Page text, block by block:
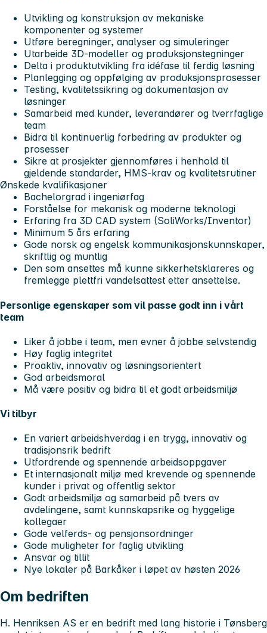
Utvikling og konstruksjon av mekaniske
komponenter og systemer
Utføre beregninger, analyser og simuleringer
Utarbeide 3D-modeller og produksjonstegninger
Delta i produktutvikling fra idéfase til ferdig løsning
Planlegging og oppfølging av produksjonsprosesser
Testing, kvalitetssikring og dokumentasjon av
løsninger
Samarbeid med kunder, leverandører og tverrfaglige
team
Bidra til kontinuerlig forbedring av produkter og
prosesser
Sikre at prosjekter gjennomføres i henhold til
gjeldende standarder, HMS-krav og kvalitetsrutiner
Ønskede kvalifikasjoner
Bachelorgrad i ingeniørfag
Forståelse for mekanisk og moderne teknologi
Erfaring fra 3D CAD system (SoliWorks/Inventor)
Minimum 5 års erfaring
Gode norsk og engelsk kommunikasjonskunnskaper,
skriftlig og muntlig
Den som ansettes må kunne sikkerhetsklareres og
fremlegge plettfri vandelsattest etter ansettelse.
Personlige egenskaper som vil passe godt inn i vårt
team
Liker å jobbe i team, men evner å jobbe selvstendig
Høy faglig integritet
Proaktiv, innovativ og løsningsorientert
God arbeidsmoral
Må være positiv og bidra til et godt arbeidsmiljø
Vi tilbyr
En variert arbeidshverdag i en trygg, innovativ og
tradisjonsrik bedrift
Utfordrende og spennende arbeidsoppgaver
Et internasjonalt miljø med krevende og spennende
kunder i privat og offentlig sektor
Godt arbeidsmiljø og samarbeid på tvers av
avdelingene, samt kunnskapsrike og hyggelige
kollegaer
Gode velferds- og pensjonsordninger
Gode muligheter for faglig utvikling
Ansvar og tillit
Nye lokaler på Barkåker i løpet av høsten 2026
Om bedriften
H. Henriksen AS er en bedrift med lang historie i Tønsberg